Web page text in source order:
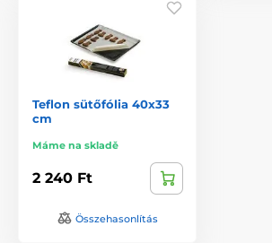
Teflon sütőfólia 40x33
cm
Máme na skladě
2 240 Ft
Összehasonlítás